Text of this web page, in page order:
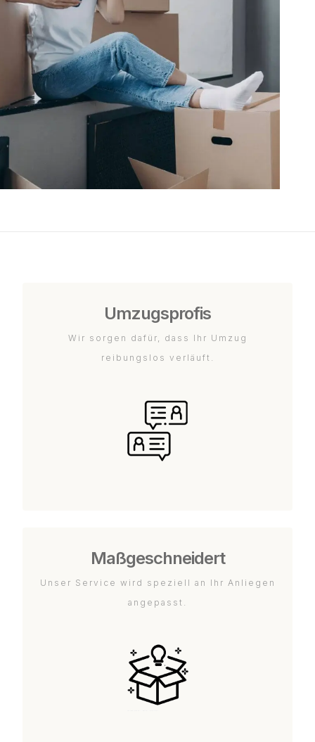
Umzugsprofis
Wir sorgen dafür, dass Ihr Umzug
reibungslos verläuft.
Maßgeschneidert
Unser Service wird speziell an Ihr Anliegen
angepasst.